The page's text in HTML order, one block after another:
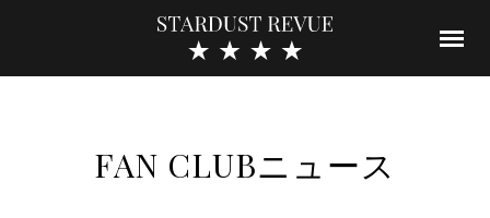
FAN CLUBニュース